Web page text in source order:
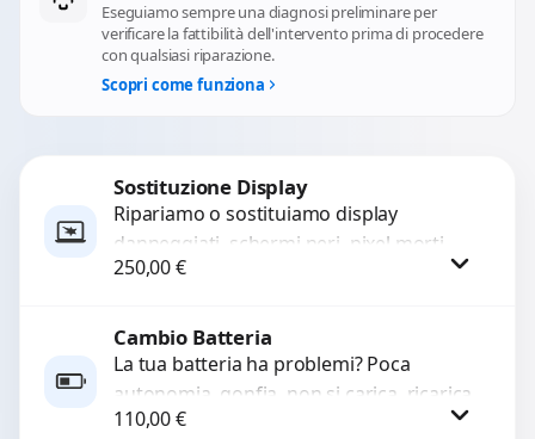
Eseguiamo sempre una diagnosi preliminare per
verificare la fattibilità dell'intervento prima di procedere
con qualsiasi riparazione.
Scopri come funziona
Sostituzione Display
Ripariamo o sostituiamo display
danneggiati, schermi neri, pixel morti,
righe sullo schermo, vetro incrinato,
250,00€
Procedi
Cambio Batteria
La tua batteria ha problemi? Poca
autonomia, gonfia, non si carica, ricarica
lenta o cicli di ricarica esauriti?
110,00€